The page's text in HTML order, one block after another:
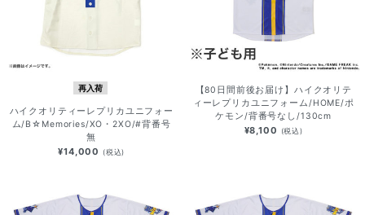
再入荷
ハイクオリティーレプリカユニフォー
ム/B☆Memories/XO・2XO/#背番号
無
¥14,000 (税込)
【80日間前後お届け】ハイクオリテ
ィーレプリカユニフォーム/HOME/ポ
ケモン/背番号なし/130cm
¥8,100 (税込)